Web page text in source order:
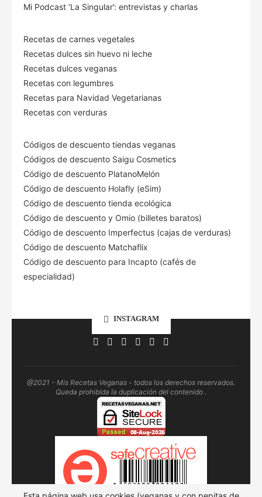
Mi Podcast ‘La Singular’: entrevistas y charlas
Recetas de carnes vegetales
Recetas dulces sin huevo ni leche
Recetas dulces veganas
Recetas con legumbres
Recetas para Navidad Vegetarianas
Recetas con verduras
Códigos de descuento tiendas veganas
Códigos de descuento Saigu Cosmetics
Código de descuento PlatanoMelón
Código de descuento Holafly (eSim)
Código de descuento tienda ecológica
Código de descuento y Omio (billetes baratos)
Código de descuento Imperfectus (cajas de verduras)
Código de descuento Matchaflix
Código de descuento para Incapto (cafés de
especialidad)
INSTAGRAM
@2021 - Mis Recetas Veganas - todos los derechos reservados.
Queda prohibida la duplicación del contenido .